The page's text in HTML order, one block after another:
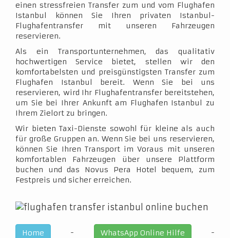
einen stressfreien Transfer zum und vom Flughafen
Istanbul können Sie Ihren privaten Istanbul-
Flughafentransfer mit unseren Fahrzeugen
reservieren.
Als ein Transportunternehmen, das qualitativ
hochwertigen Service bietet, stellen wir den
komfortabelsten und preisgünstigsten Transfer zum
Flughafen Istanbul bereit. Wenn Sie bei uns
reservieren, wird Ihr Flughafentransfer bereitstehen,
um Sie bei Ihrer Ankunft am Flughafen Istanbul zu
Ihrem Zielort zu bringen.
Wir bieten Taxi-Dienste sowohl für kleine als auch
für große Gruppen an. Wenn Sie bei uns reservieren,
können Sie Ihren Transport im Voraus mit unseren
komfortablen Fahrzeugen über unsere Plattform
buchen und das Novus Pera Hotel bequem, zum
Festpreis und sicher erreichen.
Home - WhatsApp Online Hilfe
-